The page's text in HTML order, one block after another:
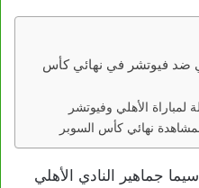
ضد فيوتشر في نهائي كأس
جماهير النادي الأهلي